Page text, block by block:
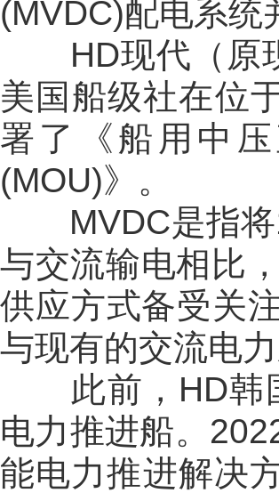
(MVDC)配电系统
HD现代（原现
美国船级社在位
署了《船用中
(MOU)》。
MVDC是指将
与交流输电相比
供应方式备受关
与现有的交流电
此前，HD韩国
电力推进船。
能电力推进解决